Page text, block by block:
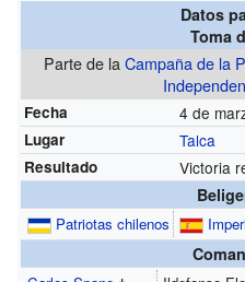
Datos
Toma
Parte de laCampaña de la
Fecha 4 de
Lugar Talca
Resultado
Victoria
Patriotas chilenos